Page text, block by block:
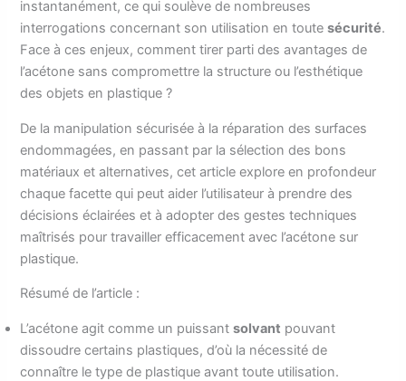
instantanément, ce qui soulève de nombreuses
interrogations concernant son utilisation en toutesécurité.
Face à ces enjeux, comment tirer parti des avantages de
l’acétone sans compromettre la structure ou l’esthétique
des objets en plastique ?
De la manipulation sécurisée à la réparation des surfaces
endommagées, en passant par la sélection des bons
matériaux et alternatives, cet article explore en profondeur
chaque facette qui peut aider l’utilisateur à prendre des
décisions éclairées et à adopter des gestes techniques
maîtrisés pour travailler efficacement avec l’acétone sur
plastique.
Résumé de l’article :
L’acétone agit comme un puissantsolvant pouvant
dissoudre certains plastiques, d’où la nécessité de
connaître le type de plastique avant toute utilisation.